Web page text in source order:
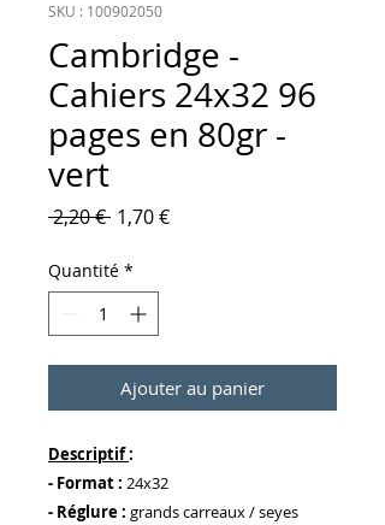
SKU : 100902050
Cambridge -
Cahiers 24x32 96
pages en 80gr -
vert
2,20 € Prix original
1,70 €Prix promotionnel
Quantité *
Ajouter au panier
Descriptif:
- Format : 24x32
- Réglure : grands carreaux / seyes